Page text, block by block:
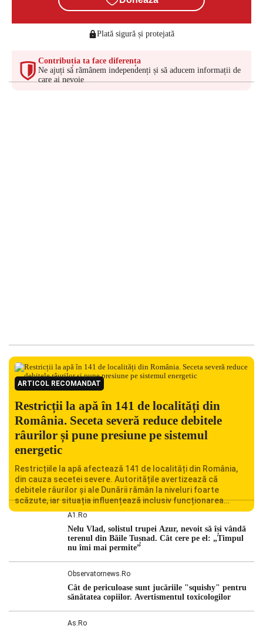
Plată sigură și protejată
Contribuția ta face diferența
Ne ajuți să rămânem independenți și să aducem informații de
care ai nevoie
ARTICOL RECOMANDAT
Restricții la apă în 141 de localități din
România. Seceta severă reduce debitele
râurilor și pune presiune pe sistemul
energetic
Restricțiile la apă afectează 141 de localități din România,
din cauza secetei severe. Autoritățile avertizează că
debitele râurilor și ale Dunării rămân la niveluri foarte
scăzute, iar situația influențează inclusiv funcționarea
Centralei Nucleare de la Cernavodă. România se confruntă
hidrologic din ultimii ani. Lipsa […]
A1.ro
Nelu Vlad, solistul trupei Azur, nevoit să își vândă
terenul din Băile Tușnad. Cât cere pe el: „Timpul
nu îmi mai permite”
Observatornews.ro
Cât de periculoase sunt jucăriile "squishy" pentru
sănătatea copiilor. Avertismentul toxicologilor
As.ro